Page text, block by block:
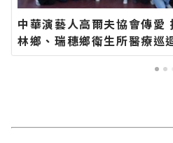
中華演藝人高爾夫協會傳愛
林鄉、瑞穗鄉衛生所醫療巡
長代表花蓮鄉親表達感謝∣
聞網官方網站各類新聞－最